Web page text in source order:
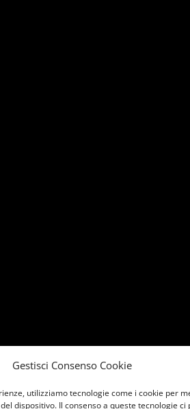
Gestisci Consenso Cookie
utilizziamo tecnologie come i cookie per
dispositivo. Il consenso a queste tecnologie